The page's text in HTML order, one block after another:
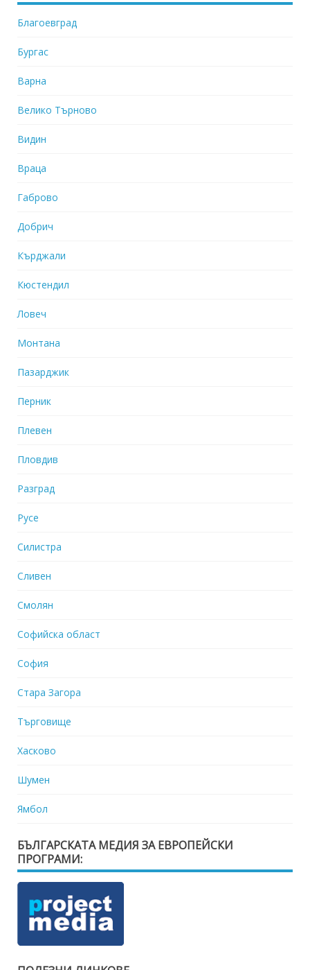
Благоевград
Бургас
Варна
Велико Търново
Видин
Враца
Габрово
Добрич
Кърджали
Кюстендил
Ловеч
Монтана
Пазарджик
Перник
Плевен
Пловдив
Разград
Русе
Силистра
Сливен
Смолян
Софийска област
София
Стара Загора
Търговище
Хасково
Шумен
Ямбол
БЪЛГАРСКАТА МЕДИЯ ЗА ЕВРОПЕЙСКИ
ПРОГРАМИ: